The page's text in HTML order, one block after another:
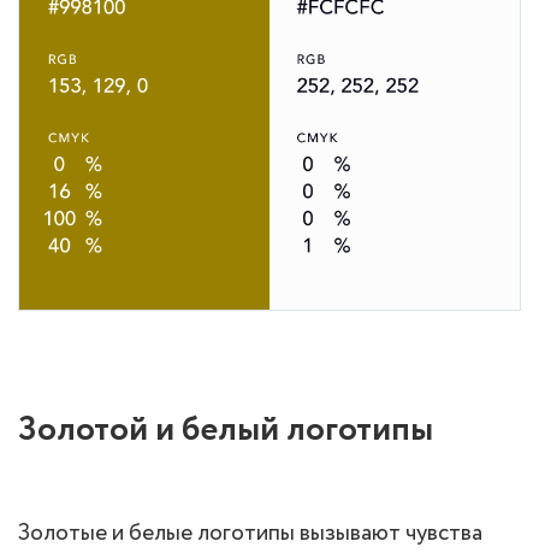
Золотой и белый логотипы
Золотые и белые логотипы вызывают чувства